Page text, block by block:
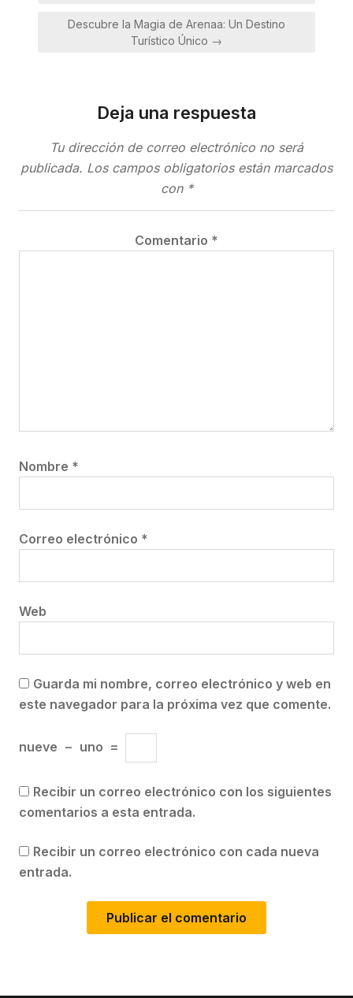
Descubre la Magia de Arenaa: Un Destino
Turístico Único →
Deja una respuesta
Tu dirección de correo electrónico no será
publicada. Los campos obligatorios están marcados
con *
Comentario *
Nombre *
Correo electrónico *
Web
Guarda mi nombre, correo electrónico y web en
este navegador para la próxima vez que comente.
nueve − uno =
Recibir un correo electrónico con los siguientes
comentarios a esta entrada.
Recibir un correo electrónico con cada nueva
entrada.